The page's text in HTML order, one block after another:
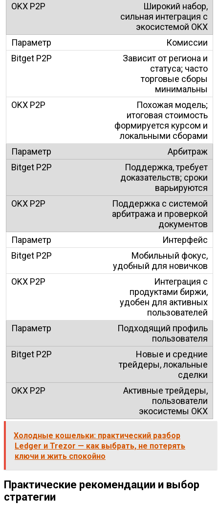
Широкий набор,
сильная интеграция с
экосистемой OKX
Комиссии
Зависит от региона и
статуса; часто
торговые сборы
минимальны
Похожая модель;
итоговая стоимость
формируется курсом и
локальными сборами
Арбитраж
Поддержка, требует
доказательств; сроки
варьируются
Поддержка с системой
арбитража и проверкой
документов
Интерфейс
Мобильный фокус,
удобный для новичков
Интеграция с
продуктами биржи,
удобен для активных
пользователей
Подходящий профиль
пользователя
Новые и средние
трейдеры, локальные
сделки
Активные трейдеры,
пользователи
экосистемы OKX
Холодные кошельки: практический разбор
Ledger и Trezor — как выбрать, не потерять
ключи и жить спокойно
Практические рекомендации и выбор
стратегии